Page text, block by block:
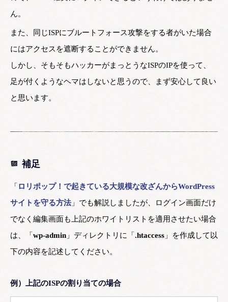
ん。
また、同じISPにブルートフォース攻撃をする者がいた場合
にはアクセスを遮断することができません。
しかし、そもそもハッカーがまっとうなISPのIPを使って、
足が付くようなヘマはしないと思うので、まず安心して良い
と思います。
補足
「 ロリポップ！で起きている大規模な改ざんからWordPress
サイトを守る方法」でも解説しましたが、ログイン画面だけ
でなく編集画面も上記のホワイトリストを適用させたい場合
は、「 wp-admin 」ディレクトリに「 .htaccess 」を作成して以
下の内容を記述してください。
例）上記のISPの割り当ての場合